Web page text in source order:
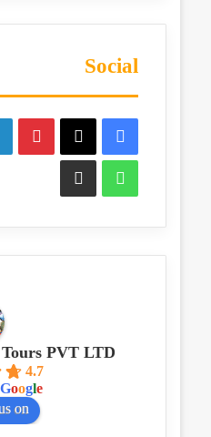
Social
Facebook
WhatsApp
PVT LTD
4.7
Google
on